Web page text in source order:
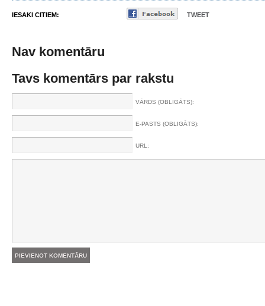
IESAKI CITIEM: TWEET
Nav komentāru
Tavs komentārs par rakstu
VĀRDS (OBLIGĀTS):
E-PASTS (OBLIGĀTS):
URL: